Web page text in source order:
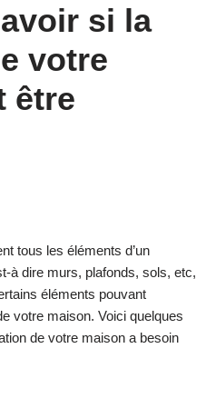
si la
votre
être
tous les éléments d’un
à dire murs, plafonds, sols, etc,
éléments pouvant
votre maison. Voici quelques
de votre maison a besoin